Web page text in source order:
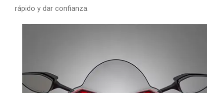
rápido y dar confianza.